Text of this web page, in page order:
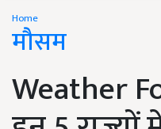
Home
मौसम
Weather